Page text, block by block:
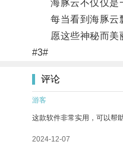
海豚云不仅仅是一
每当看到海豚云飘
愿这些神秘而美丽
#3#
评论
游客
这款软件非常实用，可以帮
2024-12-07